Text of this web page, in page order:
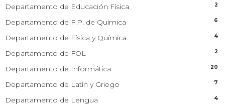
Departamento de Educación Física 2
Departamento de F.P. de Química 6
Departamento de Física y Química 4
Departamento de FOL 2
Departamento de Informática 20
Departamento de Latín y Griego 7
Departamento de Lengua 4